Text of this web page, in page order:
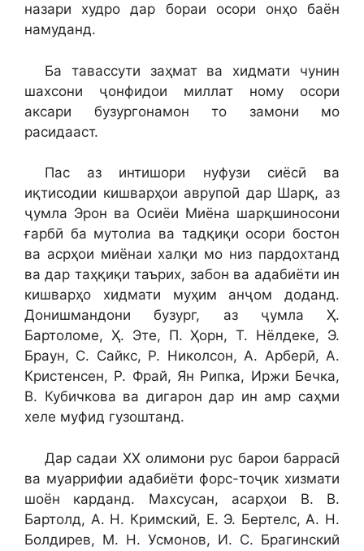
назари худро дар бораи осори онҳо баён
намуданд.
Ба тавассути заҳмат ва хидмати чунин
шахсони ҷонфидои миллат ному осори
аксари бузургонамон то замони мо
расидааст.
Пас аз интишори нуфузи сиёсӣ ва
иқтисодии кишварҳои аврупоӣ дар Шарқ, аз
ҷумла Эрон ва Осиёи Миёна шарқшиносони
ғарбӣ ба мутолиа ва тадқиқи осори бостон
ва асрҳои миёнаи халқи мо низ пардохтанд
ва дар таҳқиқи таърих, забон ва адабиёти ин
кишварҳо хидмати муҳим анҷом доданд.
Донишмандони бузург, аз ҷумла Ҳ.
Бартоломе, Ҳ. Эте, П. Ҳорн, Т. Нёлдеке, Э.
Браун, С. Сайкс, Р. Николсон, А. Арберӣ, А.
Кристенсен, Р. Фрай, Ян Рипка, Иржи Бечка,
В. Кубичкова ва дигарон дар ин амр саҳми
хеле муфид гузоштанд.
Дар садаи ХХ олимони рус барои баррасӣ
ва муаррифии адабиёти форс-тоҷик хизмати
шоён карданд. Махсусан, асарҳои В. В.
Бартолд, А. Н. Кримский, Е. Э. Бертелс, А. Н.
Болдирев, М. Н. Усмонов, И. С. Брагинский